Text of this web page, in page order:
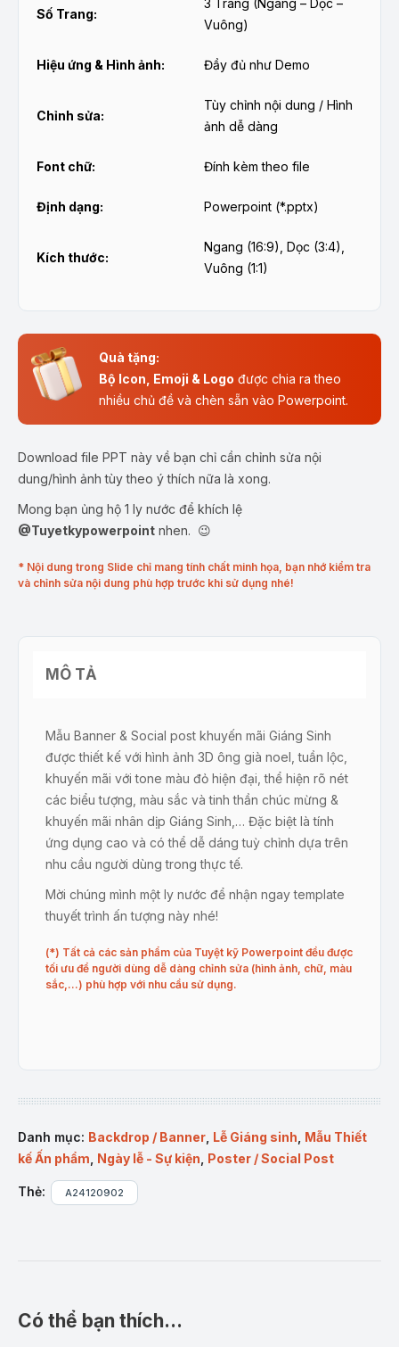
Số Trang:
Vuông)
Hiệu ứng & Hình ảnh: Đầy đủ như Demo
Chỉnh sửa:
Tùy chỉnh nội dung / Hình
ảnh dễ dàng
Font chữ: Đính kèm theo file
Định dạng: Powerpoint (*.pptx)
Kích thước:
Ngang (16:9), Dọc (3:4),
Vuông (1:1)
Quà tặng:
Bộ Icon, Emoji & Logo được chia ra theo
nhiều chủ đề và chèn sẵn vào Powerpoint.
Download file PPT này về bạn chỉ cần chỉnh sửa nội
dung/hình ảnh tùy theo ý thích nữa là xong.
Mong bạn ủng hộ 1 ly nước để khích lệ
@Tuyetkypowerpoint nhen. 😉
* Nội dung trong Slide chỉ mang tính chất minh họa, bạn nhớ kiểm tra
và chỉnh sửa nội dung phù hợp trước khi sử dụng nhé!
MÔ TẢ
Mẫu Banner & Social post khuyến mãi Giáng Sinh
được thiết kế với hình ảnh 3D ông già noel, tuần lộc,
khuyến mãi với tone màu đỏ hiện đại, thể hiện rõ nét
các biểu tượng, màu sắc và tinh thần chúc mừng &
khuyến mãi nhân dịp Giáng Sinh,… Đặc biệt là tính
ứng dụng cao và có thể dễ dáng tuỳ chỉnh dựa trên
nhu cầu người dùng trong thực tế.
Mời chúng mình một ly nước để nhận ngay template
thuyết trình ấn tượng này nhé!
(*) Tất cả các sản phẩm của Tuyệt kỹ Powerpoint đều được
tối ưu để người dùng dễ dàng chỉnh sửa (hình ảnh, chữ, màu
sắc,…) phù hợp với nhu cầu sử dụng.
Danh mục: Backdrop / Banner Lễ Giáng sinh Mẫu Thiết
kế Ấn phẩm Ngày lễ - Sự kiện Poster / Social Post
Thẻ: A24120902
Có thể bạn thích…